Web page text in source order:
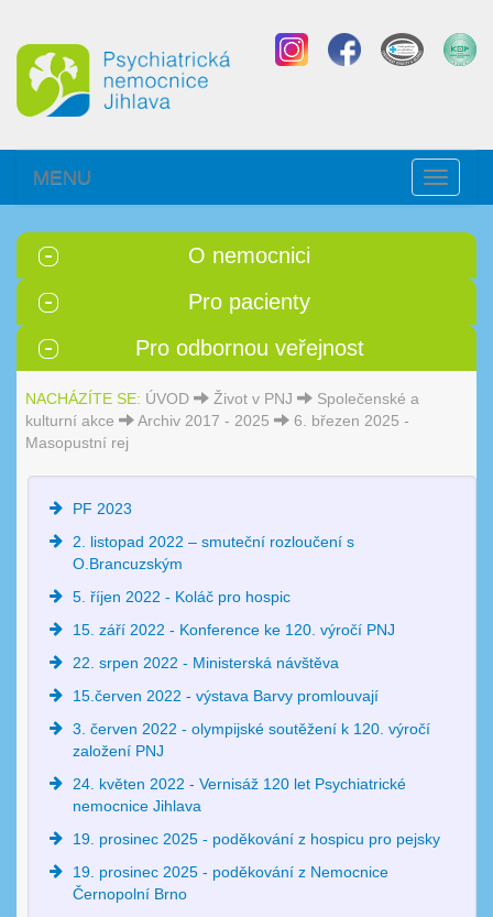
Toggle
MENU
O nemocnici
Pro pacienty
Pro odbornou veřejnost
NACHÁZÍTE SE: ÚVOD Život v PNJ
Společenské a
kulturní akce
Archiv 2017 - 2025
6. březen 2025 -
Masopustní rej
PF 2023
2. listopad 2022 – smuteční rozloučení s
O.Brancuzským
5. říjen 2022 - Koláč pro hospic
15. září 2022 - Konference ke 120. výročí PNJ
22. srpen 2022 - Ministerská návštěva
15.červen 2022 - výstava Barvy promlouvají
3. červen 2022 - olympijské soutěžení k 120. výročí
založení PNJ
24. květen 2022 - Vernisáž 120 let Psychiatrické
nemocnice Jihlava
19. prosinec 2025 - poděkování z hospicu pro pejsky
19. prosinec 2025 - poděkování z Nemocnice
Černopolní Brno